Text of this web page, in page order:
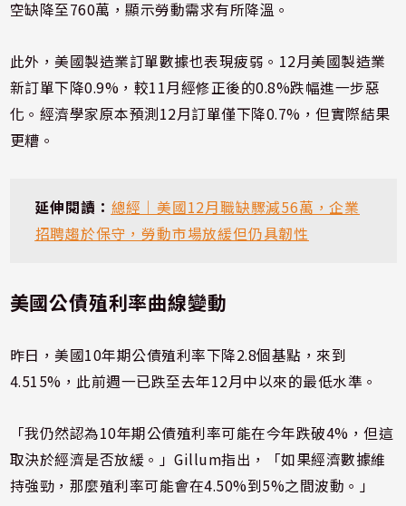
空缺降至760萬，顯示勞動需求有所降溫。
此外，美國製造業訂單數據也表現疲弱。12月美國製造業
新訂單下降0.9%，較11月經修正後的0.8%跌幅進一步惡
化。經濟學家原本預測12月訂單僅下降0.7%，但實際結果
更糟。
延伸閱讀： 總經｜美國12月職缺驟減56萬，企業
招聘趨於保守，勞動市場放緩但仍具韌性
美國公債殖利率曲線變動
昨日，美國10年期公債殖利率下降2.8個基點，來到
4.515%，此前週一已跌至去年12月中以來的最低水準。
「我仍然認為10年期公債殖利率可能在今年跌破4%，但這
取決於經濟是否放緩。」Gillum指出，「如果經濟數據維
持強勁，那麼殖利率可能會在4.50%到5%之間波動。」